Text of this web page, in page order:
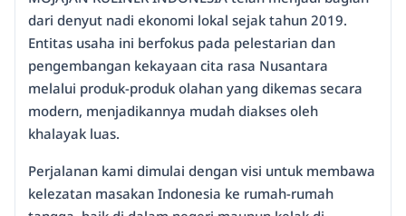
dari denyut nadi ekonomi lokal sejak tahun 2019.
Entitas usaha ini berfokus pada pelestarian dan
pengembangan kekayaan cita rasa Nusantara
melalui produk-produk olahan yang dikemas secara
modern, menjadikannya mudah diakses oleh
khalayak luas.
Perjalanan kami dimulai dengan visi untuk membawa
kelezatan masakan Indonesia ke rumah-rumah